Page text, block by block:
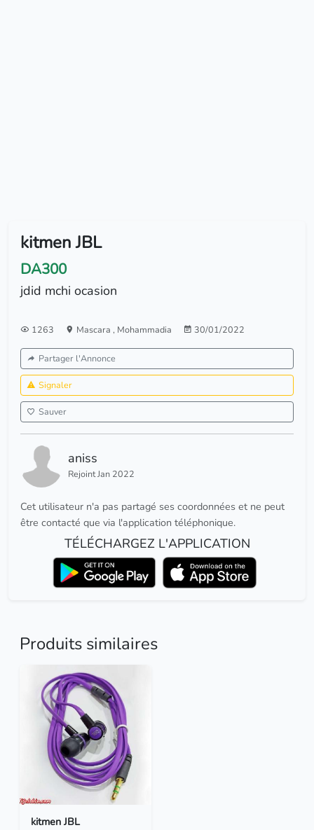
kitmen JBL
DA300
jdid mchi ocasion
1263 Mascara , Mohammadia 30/01/2022
Partager l'Annonce
Signaler
Sauver
aniss
Rejoint Jan 2022
Cet utilisateur n'a pas partagé ses coordonnées et ne peut
être contacté que via l'application téléphonique.
TÉLÉCHARGEZ L'APPLICATION
Produits similaires
kitmen JBL